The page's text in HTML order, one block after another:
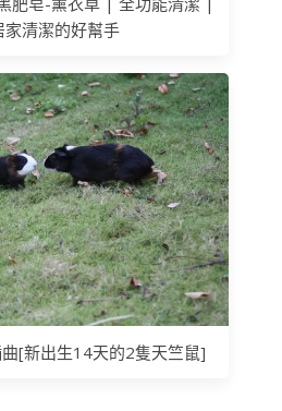
家清潔的好幫手
[新出生14天的2隻天竺鼠]